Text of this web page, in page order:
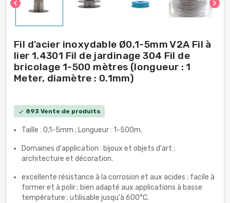
chevron_left chevron_right
Fil d'acier inoxydable Ø0,1-5mm V2A Fil à
lier 1.4301 Fil de jardinage 304 Fil de
bricolage 1-500 mètres (longueur : 1
Meter, diamètre : 0.1mm)
check 893 Vente de produits
Taille : 0,1-5mm ; Longueur : 1-500m.
Domaines d'application : bijoux et objets d'art ;
architecture et décoration.
excellente résistance à la corrosion et aux acides ; facile à
former et à polir ; bien adapté aux applications à basse
température ; utilisable jusqu'à 600°C.